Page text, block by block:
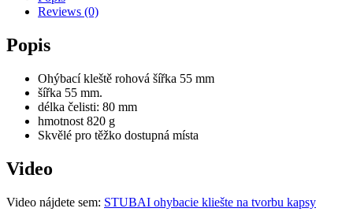
Reviews (0)
Popis
Ohýbací kleště rohová šířka 55 mm
šířka 55 mm.
délka čelisti: 80 mm
hmotnost 820 g
Skvělé pro těžko dostupná místa
Video
Video nájdete sem: STUBAI ohybacie kliešte na tvorbu kapsy